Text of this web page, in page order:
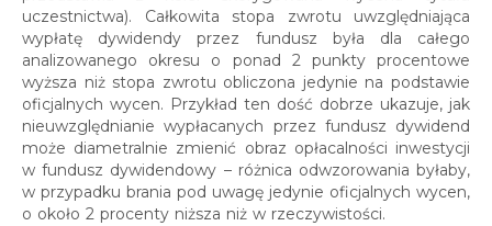
uczestnictwa). Całkowita stopa zwrotu uwzględniająca
wypłatę dywidendy przez fundusz była dla całego
analizowanego okresu o ponad 2 punkty procentowe
wyższa niż stopa zwrotu obliczona jedynie na podstawie
oficjalnych wycen. Przykład ten dość dobrze ukazuje, jak
nieuwzględnianie wypłacanych przez fundusz dywidend
może diametralnie zmienić obraz opłacalności inwestycji
w fundusz dywidendowy – różnica odwzorowania byłaby,
w przypadku brania pod uwagę jedynie oficjalnych wycen,
o około 2 procenty niższa niż w rzeczywistości.